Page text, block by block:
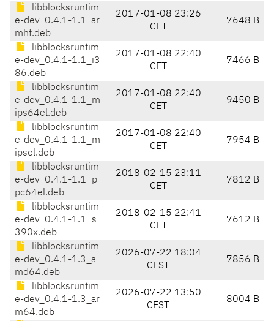
libblocksruntim
e-dev_0.4.1-1.1_ar
mhf.deb
2017-01-08 23:26
CET
7648 B
libblocksruntim
e-dev_0.4.1-1.1_i3
86.deb
2017-01-08 22:40
CET
7466 B
libblocksruntim
e-dev_0.4.1-1.1_m
ips64el.deb
2017-01-08 22:40
CET
9450 B
libblocksruntim
e-dev_0.4.1-1.1_m
ipsel.deb
2017-01-08 22:40
CET
7954 B
libblocksruntim
e-dev_0.4.1-1.1_p
pc64el.deb
2018-02-15 23:11
CET
7812 B
libblocksruntim
e-dev_0.4.1-1.1_s
390x.deb
2018-02-15 22:41
CET
7612 B
libblocksruntim
e-dev_0.4.1-1.3_a
md64.deb
2026-07-22 18:04
CEST
7856 B
libblocksruntim
e-dev_0.4.1-1.3_ar
m64.deb
2026-07-22 13:50
CEST
8004 B